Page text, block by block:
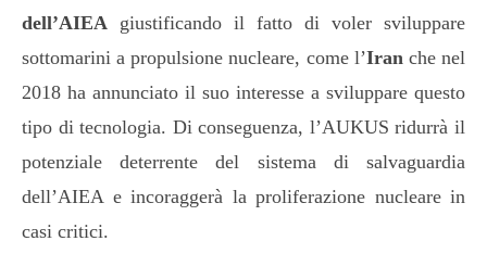
dell’AIEA giustificando il fatto di voler sviluppare
sottomarini a propulsione nucleare, come l’Iran che nel
2018 ha annunciato il suo interesse a sviluppare questo
tipo di tecnologia. Di conseguenza, l’AUKUS ridurrà il
potenziale deterrente del sistema di salvaguardia
dell’AIEA e incoraggerà la proliferazione nucleare in
casi critici.